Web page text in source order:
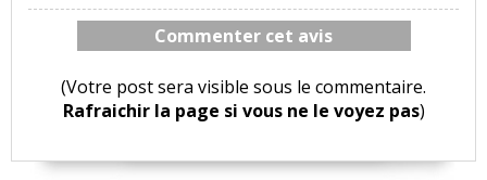
Commenter cet avis
(Votre post sera visible sous le commentaire.
Rafraichir la page si vous ne le voyez pas)